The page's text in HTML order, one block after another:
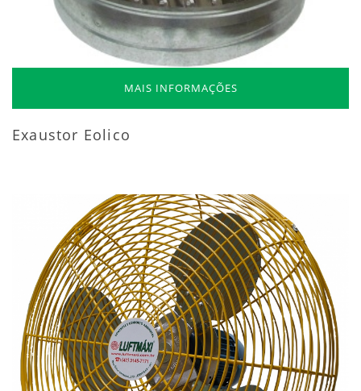
MAIS INFORMAÇÕES
Exaustor Eolico